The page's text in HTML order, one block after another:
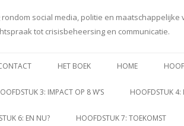
social media, politie en
tot crisisbeheersing en communicatie.
naar
HET BOEK HOME
3: IMPACT OP 8 W’S HOOFDSTUK 4:
6: EN NU? HOOFDSTUK 7: TOEKOMST